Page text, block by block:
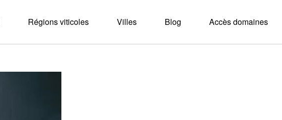
Régions viticoles Villes Blog Accès domaines